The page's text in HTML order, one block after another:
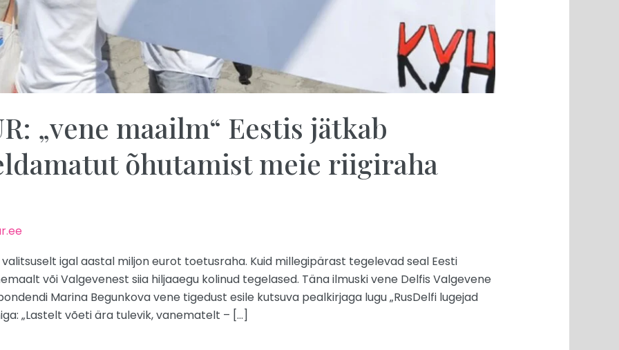
„vene maailm“ Eestis jätkab
õhutamist meie riigiraha
igal aastal miljon eurot toetusraha. Kuid millegipärast tegelevad seal Eesti
või Valgevenest siia hiljaaegu kolinud tegelased. Täna ilmuski vene Delfis Valgevene
Marina Begunkova vene tigedust esile kutsuva pealkirjaga lugu „RusDelfi lugejad
„Lastelt võeti ära tulevik, vanematelt – […]